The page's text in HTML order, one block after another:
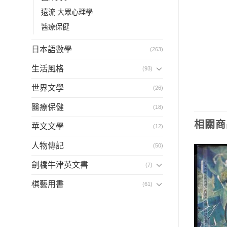
遠流 大眾心理學
醫療保健
日本語數學 (263)
生活風格 (93)
世界文學 (26)
醫療保健 (18)
華文文學 (12)
人物傳記 (50)
劍橋牛津英文書 (7)
棋藝用書 (61)
相關